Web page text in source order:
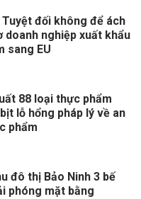
Tuyệt đối không để ách
doanh nghiệp xuất khẩu
sang EU
88 loại thực phẩm
lỗ hổng pháp lý về an
phẩm
đô thị Bảo Ninh 3 bế
phóng mặt bằng